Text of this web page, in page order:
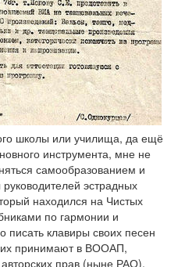
школы или училища, да ещё
инструмента, мне не
самообразованием и
эстрадных
находился на Чистых
по гармонии и
клавиры своих песен
их принимают в ВООАП,
прав (ныне РАО).